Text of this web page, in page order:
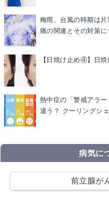
梅雨、台風の時期は
痛の関連とその対策に
【日焼け止め④】日
熱中症の「警戒アラ
違う？ クーリングシ
病気に
前立腺が